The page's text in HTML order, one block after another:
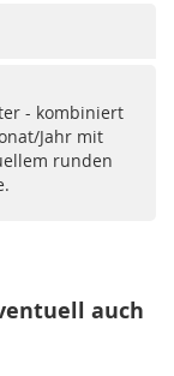
- kombiniert
Jahr mit
runden
auch